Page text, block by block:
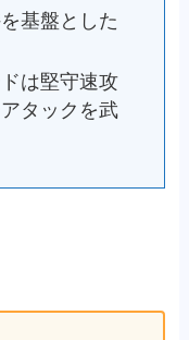
基盤とした
は堅守速攻
タックを武